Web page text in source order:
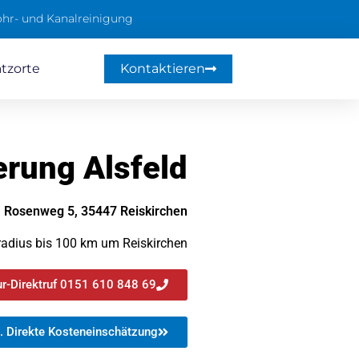
und Kanalreinigung
Kontaktieren
Alsfeld
Rosenweg 5, 35447 Reiskirchen
bis 100 km um Reiskirchen
Direktruf 0151 610 848 69
Direkte Kosteneinschätzung